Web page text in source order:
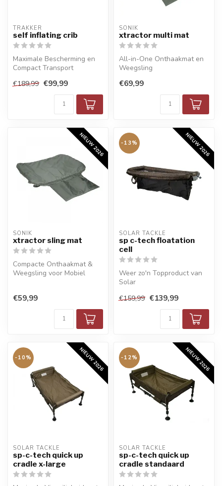
TRAKKER
self inflating crib
Maximale Bescherming en
Compact Transport
€189,99 €99,99
SONIK
xtractor multi mat
All-in-One Onthaakmat en
Weegsling
€69,99
NIEUW 2026
SONIK
xtractor sling mat
Compacte Onthaakmat &
Weegsling voor Mobiel
€59,99
NIEUW 2026
-13%
SOLAR TACKLE
sp c-tech floatation
cell
Weer zo'n Topproduct van
Solar
€159,99 €139,99
NIEUW 2026
-10%
SOLAR TACKLE
sp-c-tech quick up
cradle x-large
NIEUW 2026
-12%
SOLAR TACKLE
sp-c-tech quick up
cradle standaard